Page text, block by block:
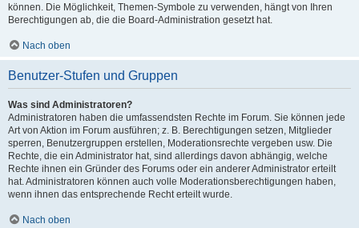
können. Die Möglichkeit, Themen-Symbole zu verwenden, hängt von Ihren
Berechtigungen ab, die die Board-Administration gesetzt hat.
Nach oben
Benutzer-Stufen und Gruppen
Was sind Administratoren?
Administratoren haben die umfassendsten Rechte im Forum. Sie können jede
Art von Aktion im Forum ausführen; z. B. Berechtigungen setzen, Mitglieder
sperren, Benutzergruppen erstellen, Moderationsrechte vergeben usw. Die
Rechte, die ein Administrator hat, sind allerdings davon abhängig, welche
Rechte ihnen ein Gründer des Forums oder ein anderer Administrator erteilt
hat. Administratoren können auch volle Moderationsberechtigungen haben,
wenn ihnen das entsprechende Recht erteilt wurde.
Nach oben